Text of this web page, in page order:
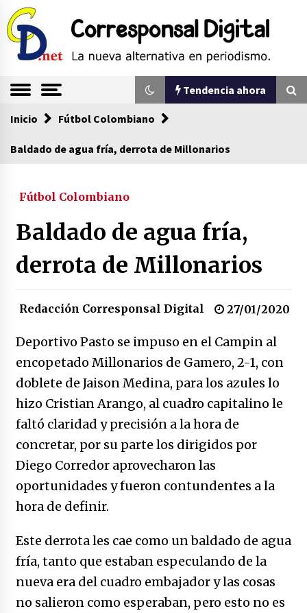
Saltar
al
contenido
Corresponsal
Digital
La nueva alternativa en periodismo
Tendencia ahora
Tendencia ahora
07/08/2026
Sin ser abogado del diablo
congreso en Colombia
Corina Machado y su sed de poder
17/01/2026
Irán, donde están los pinches grupos
feministas
16/01/2026
Medellín necesita gobernantes con sentido
de pertenencia
15/01/2026
Falcao regresa con el rabo entre las patas
07/01/2026
Captura de Maduro, donde manda capitán,
Inicio Fútbol Colombiano
Baldado de agua fría, derrota de Millonarios
Fútbol Colombiano
Baldado de agua fría,
derrota de Millonarios
Redacción Corresponsal Digital 27/01/2020
Deportivo Pasto se impuso en el Campin al
encopetado Millonarios de Gamero, 2-1, con
doblete de Jaison Medina, para los azules lo
hizo Cristian Arango, al cuadro capitalino le
faltó claridad y precisión a la hora de
concretar, por su parte los dirigidos por
Diego Corredor aprovecharon las
oportunidades y fueron contundentes a la
hora de definir.
Este derrota les cae como un baldado de agua
fría, tanto que estaban especulando de la
nueva era del cuadro embajador y las cosas
no salieron como esperaban, pero esto no es